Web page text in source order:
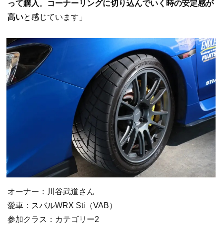
って購入 。
コーナーリングに切り込んでいく時の安定感が
高いと感じています」
オーナー：川谷武道さん
愛車：スバルWRX Sti（VAB）
参加クラス：カテゴリー2